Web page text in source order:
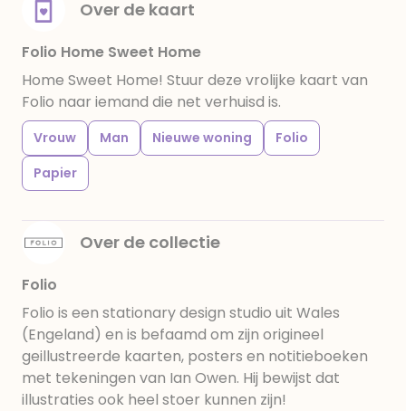
Over de kaart
Folio Home Sweet Home
Home Sweet Home! Stuur deze vrolijke kaart van
Folio naar iemand die net verhuisd is.
Vrouw Man Nieuwe woning
Folio
Papier
Over de collectie
Folio
Folio is een stationary design studio uit Wales
(Engeland) en is befaamd om zijn origineel
geillustreerde kaarten, posters en notitieboeken
met tekeningen van Ian Owen. Hij bewijst dat
illustraties ook heel stoer kunnen zijn!